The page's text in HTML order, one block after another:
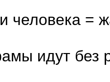
человека =
идут без